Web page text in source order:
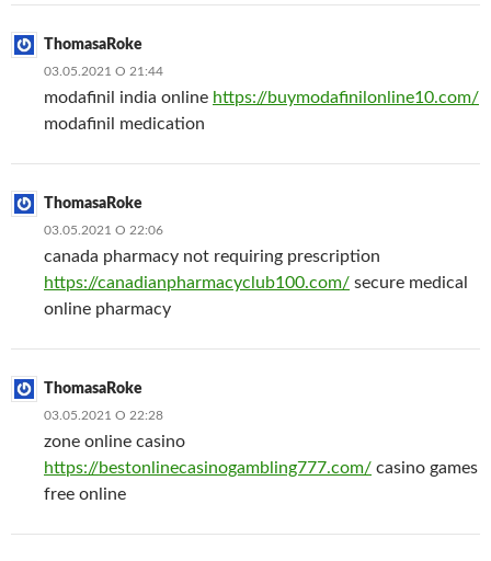
ThomasaRoke
03.05.2021 О 21:44
modafinil india online https://buymodafinilonline10.com/
modafinil medication
ThomasaRoke
03.05.2021 О 22:06
canada pharmacy not requiring prescription
https://canadianpharmacyclub100.com/ secure medical
online pharmacy
ThomasaRoke
03.05.2021 О 22:28
zone online casino
https://bestonlinecasinogambling777.com/ casino games
free online